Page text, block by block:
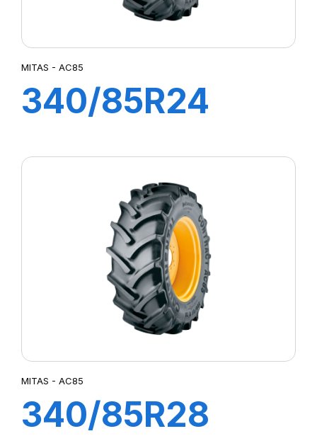
MITAS - AC85
340/85R24
(125B) TL AC85
MITAS
MITAS - AC85
340/85R28